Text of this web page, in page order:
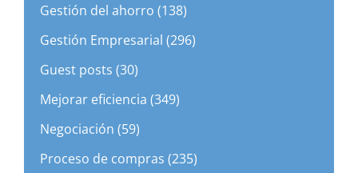
Gestión del ahorro (138)
Gestión Empresarial (296)
Guest posts (30)
Mejorar eficiencia (349)
Negociación (59)
Proceso de compras (235)